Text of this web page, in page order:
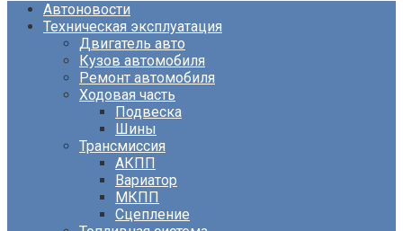
Автоновости
Техническая эксплуатация
Двигатель авто
Кузов автомобиля
Ремонт автомобиля
Ходовая часть
Подвеска
Шины
Трансмиссия
АКПП
Вариатор
МКПП
Сцепление